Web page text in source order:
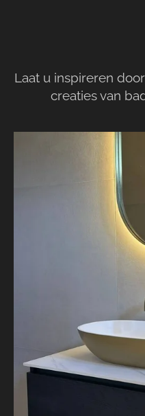
deLaat u inspireren
creaties van